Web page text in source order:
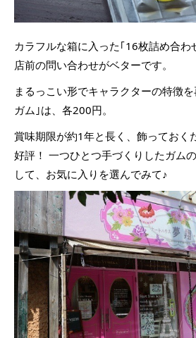
カラフルな箱に入った｢16枚詰め合
店前の問い合わせがベターです。
まるっこい形でキャラクターの特徴
ガム｣は、各200円。
賞味期限が約1年と長く、飾っておく
好評！ 一つひとつ手づくりしたガム
して、お気に入りを選んでみて♪